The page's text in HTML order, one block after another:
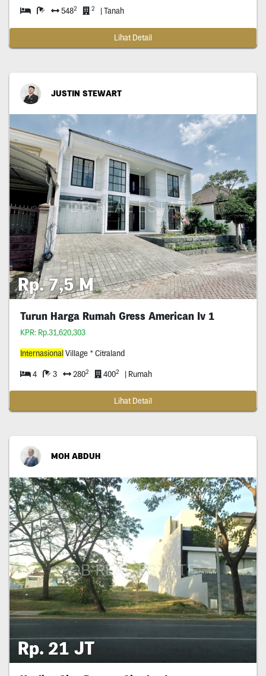
5482 2 | Tanah
Lihat Detail
JUSTIN STEWART
Rp. 7,5 M
Turun Harga Rumah Gress American Iv 1
KPR: Rp.31,620,303
InternasionalVillage * Citraland
4 3 2802 4002 | Rumah
Lihat Detail
MOH ABDUH
Rp. 21 JT